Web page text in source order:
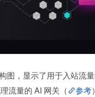
图，显示了用于入站流
流量的 AI 网关（
参考）